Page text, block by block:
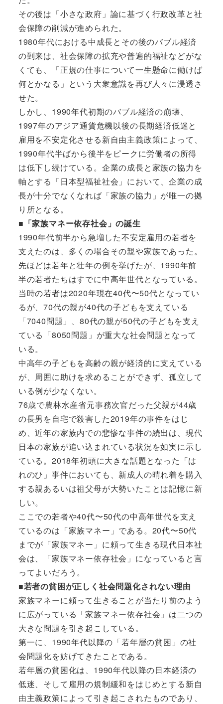
その後は「小さな政府」論に基づく行政改革と社
会保障の削減が進められた。
1980年代における中成長とその後のバブル経済
の到来は、社会保障の拡充や普遍的福祉などがな
くても、「正規の仕事について一生懸命に働けば
何とかなる」という大衆意識を再び人々に浸透さ
せた。
しかし、1990年代初期のバブル経済の崩壊、
1997年のアジア通貨危機以後の長期経済低迷と
雇用を不安定化させる新自由主義政策によって、
1990年代半ばから後半をピークに労働者の所得
は低下し続けている。企業の成長と家族の協力を
軸とする「日本型福祉社会」において、企業の成
長が十分でなくなれば「家族の協力」が唯一の拠
り所となる。
■「家族マネー依存社会」の誕生
1990年代前半から急増した不安定雇用の若者を
支えたのは、多くの場合その親や家族であった。
先ほどは若年と壮年の例を挙げたが、1990年前
半の若者たちはすでに中高年世代となっている。
当時の若者は2020年現在40代〜50代となってい
るが、70代の親が40代の子どもを支えている
「7040問題」、80代の親が50代の子どもを支え
ている「8050問題」が重大な社会問題となって
いる。
中高年の子どもを高齢の親が経済的に支えている
が、周囲に助けを求めることができず、孤立して
いる例が少なくない。
76歳で農林水産省元事務次官だった父親が44歳
の長男を自宅で殺害した2019年の事件をはじ
め、近年の家族内での悲惨な事件の続出は、現代
日本の家族が追い込まれている状況を如実に示し
ている。2018年初頭に大きな話題となった「は
れのひ」事件においても、新成人の晴れ着を購入
する親あるいは祖父母が大勢いたことは記憶に新
しい。
ここでの若者や40代〜50代の中高年世代を支え
ているのは「家族マネー」である。20代〜50代
までが「家族マネー」に頼って生きる現代日本社
会は、「家族マネー依存社会」になっていると言
ってよいだろう。
■若者の貧困が正しく社会問題化されない理由
家族マネーに頼って生きることが当たり前のよう
に広がっている「家族マネー依存社会」は二つの
大きな問題を引き起こしている。
第一に、1990年代以降の「若年層の貧困」の社
会問題化を妨げてきたことである。
若年層の貧困化は、1990年代以降の日本経済の
低迷、そして雇用の規制緩和をはじめとする新自
由主義政策によって引き起こされたものであり、